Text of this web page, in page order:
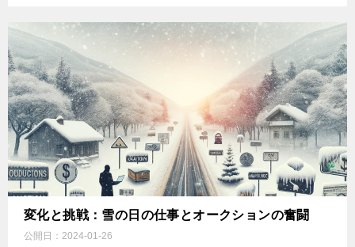
変化と挑戦：雪の日の仕事とオークションの奮闘
公開日： 2024-01-26